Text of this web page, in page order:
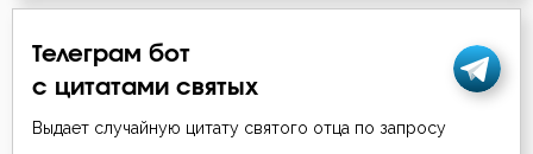
Молчание
Монах
Мудрость
Телеграм бот
с цитатами святых
Выдает случайную цитату святого отца по запросу